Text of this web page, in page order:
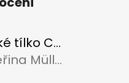
Dámské tílko CollieryMade
produktu je 5 z 5 hvězdiček.
Kateřina Müllerová